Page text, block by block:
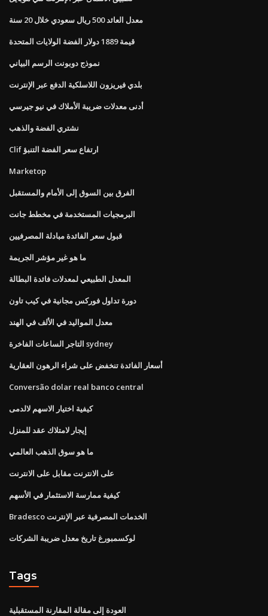
معدل العائد 500 ريال سعودي خلال 20 سنة
قيمة 1889 دولار الفضة الولايات المتحدة
نموذج دوبونت الرسم البياني
بلدي فيريزون اللاسلكية الدفع عبر الإنترنت
أدنى معدلات ضريبة الأملاك في نيو جيرسي
نشتري الفضة والذهب
Clif ارتفاع سعر الفضة التنبؤ
Marketop
الفرق بين السوق إلى الأمام والمستقبل
البرمجيات المستخدمة في مخطط جانت
قبول سعر الفائدة مبادلة المصرفيين
ما هو غير مؤشر الجريمة
المعدل الطبيعي لمعدلات فائدة البطالة
دورة تداول فوركس مجانية في كيب تاون
معدل المواليد في الألف في الهند
التاجر الساعات الفاخرة sydney
أسعار الفائدة تنخفض على شراء الرهون العقارية
Conversão dolar real banco central
كيفية اختيار الاسهم لالدمى
إيجار لامتلاك عقد للمنزل
ما هو سوق الذهب العالمي
على الانترنت مقابل على الانترنت
كيفية ممارسة الاستثمار في الأسهم
Bradesco الخدمات المصرفية عبر الإنترنت
لوكسمبورغ تاريخ معدل ضريبة الشركات
Tags
العودة إلى مقالة المقارنة المستقبلية